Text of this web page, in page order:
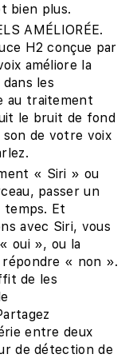
bien plus.
AMÉLIORÉE.
H2 conçue par
améliore la
les
au traitement
le bruit de fond
de votre voix
« Siri » ou
passer un
temps. Et
avec Siri, vous
oui », ou la
« non ».
de les
entre deux
de détection de